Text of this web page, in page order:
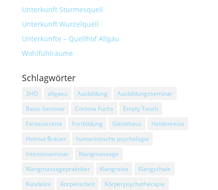
Unterkunft Sturmesquell
Unterkunft Wurzelquell
Unterkünfte – Quellhof Allgäu
Wohlfühlräume
Schlagwörter
3HO allgaeu Ausbildung
Ausbildungsseminar
Basis-Seminar
Corinna Fuchs
Empty Touch
Fantasiereise
Fortbildung Gästehaus
Heldenreise
Helmut Bräuer
humanistische psychologie
Intensivseminar
Klangmassage
Klangmassagepraktiker
Klangreise
Klangschale
Kundalini
Körperarbeit
Körperpsychotherapie